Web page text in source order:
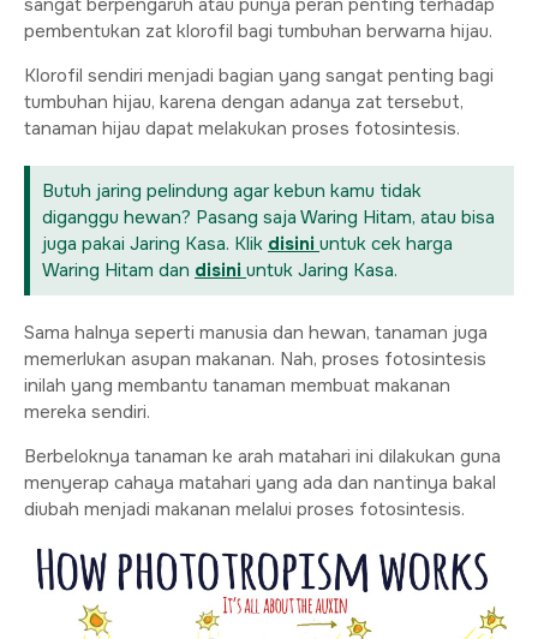
pembentukan zat klorofil bagi tumbuhan berwarna hijau.
Klorofil sendiri menjadi bagian yang sangat penting bagi
tumbuhan hijau, karena dengan adanya zat tersebut,
tanaman hijau dapat melakukan proses fotosintesis.
Butuh jaring pelindung agar kebun kamu tidak
diganggu hewan? Pasang saja Waring Hitam, atau bisa
juga pakai Jaring Kasa. Klik disini untuk cek harga
Waring Hitam dan disini untuk Jaring Kasa.
Sama halnya seperti manusia dan hewan, tanaman juga
memerlukan asupan makanan. Nah, proses fotosintesis
inilah yang membantu tanaman membuat makanan
mereka sendiri.
Berbeloknya tanaman ke arah matahari ini dilakukan guna
menyerap cahaya matahari yang ada dan nantinya bakal
diubah menjadi makanan melalui proses fotosintesis.